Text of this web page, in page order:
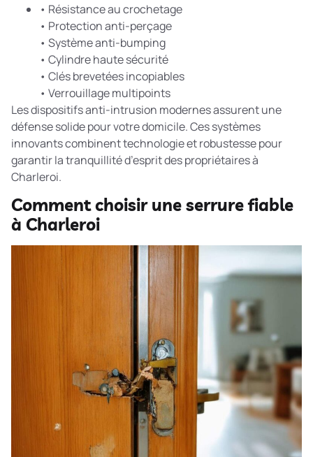
• Résistance au crochetage
• Protection anti-perçage
• Système anti-bumping
• Cylindre haute sécurité
• Clés brevetées incopiables
• Verrouillage multipoints
Lesdispositifs anti-intrusion modernes assurent une
défense solide pour votre domicile. Ces systèmes
innovants combinent technologie et robustesse pour
garantir la tranquillité d’esprit des propriétaires à
Charleroi.
Comment choisir une serrure fiable
à Charleroi